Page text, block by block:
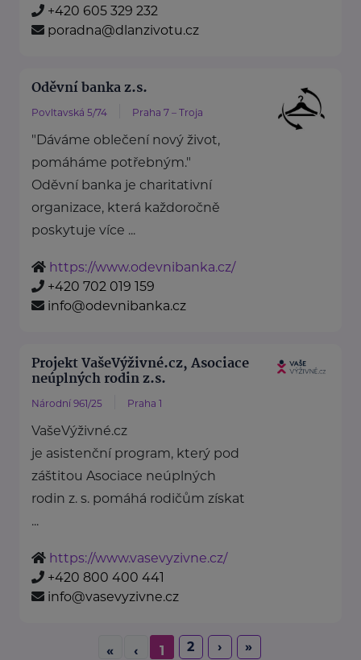
+420 605 329 232
poradna@dlanzivotu.cz
Oděvní banka z.s.
Povltavská 5/74 Praha 7 – Troja
"Dáváme oblečení nový život,
pomáháme potřebným."
Oděvní banka je charitativní
organizace, která každoročně
poskytuje více ...
https://www.odevnibanka.cz/
+420 702 019 159
info@odevnibanka.cz
Projekt VašeVýživné.cz, Asociace
neúplných rodin z.s.
Národní 961/25 Praha 1
VašeVýživné.cz
je asistenční program, který pod
záštitou Asociace neúplných
rodin z. s. pomáhá rodičům získat
...
https://www.vasevyzivne.cz/
+420 800 400 441
info@vasevyzivne.cz
« ‹ 1 2 › »